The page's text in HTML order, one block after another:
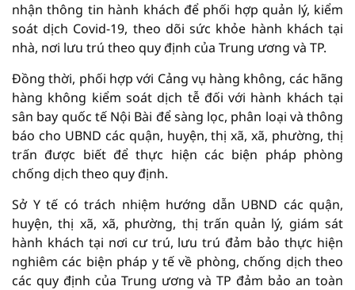
nhận thông tin hành khách để phối hợp quản lý, kiểm
soát dịch Covid-19, theo dõi sức khỏe hành khách tại
nhà, nơi lưu trú theo quy định của Trung ương và TP.
Đồng thời, phối hợp với Cảng vụ hàng không, các hãng
hàng không kiểm soát dịch tễ đối với hành khách tại
sân bay quốc tế Nội Bài để sàng lọc, phân loại và thông
báo cho UBND các quận, huyện, thị xã, xã, phường, thị
trấn được biết để thực hiện các biện pháp phòng
chống dịch theo quy định.
Sở Y tế có trách nhiệm hướng dẫn UBND các quận,
huyện, thị xã, xã, phường, thị trấn quản lý, giám sát
hành khách tại nơi cư trú, lưu trú đảm bảo thực hiện
nghiêm các biện pháp y tế về phòng, chống dịch theo
các quy định của Trung ương và TP đảm bảo an toàn